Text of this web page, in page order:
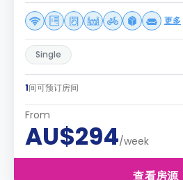
更多
Single
1间可预订房间
From
AU$294/week
查看房源